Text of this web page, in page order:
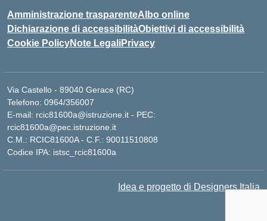
Amministrazione trasparenteAlbo online
Dichiarazione di accessibilitàObiettivi di accessibilità
Cookie PolicyNote LegaliPrivacy
Via Castello - 89040 Gerace (RC)
Telefono: 0964/356007
E-mail: rcic81600a@istruzione.it - PEC:
rcic81600a@pec.istruzione.it
C.M.: RCIC81600A - C.F.: 90011510808
Codice IPA: istsc_rcic81600a
Idea e progetto di Designers Italia